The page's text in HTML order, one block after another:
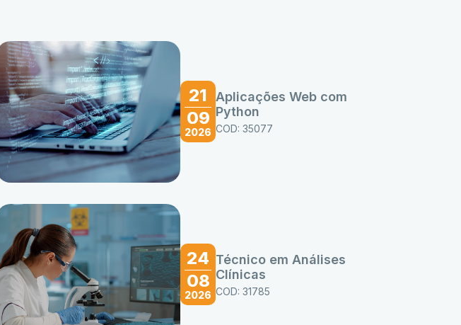
21
09
2026
Aplicações Web com
Python
COD: 35077
24
08
2026
Técnico em Análises
Clínicas
COD: 31785